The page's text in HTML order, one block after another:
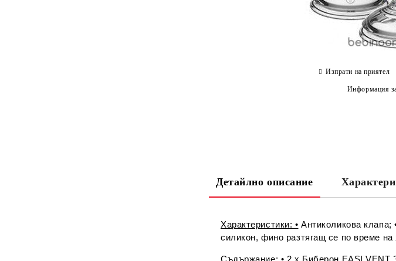
Изпрати на приятел
Информация
Детайлно описание
Характеристики: • Антиколикова
силикон, фино разтягащ се по време
Съдържание: • 2 х Биберон EASI